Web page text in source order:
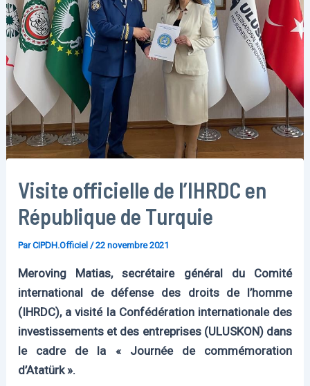
Visite officielle de l’IHRDC en
République de Turquie
ParCIPDH.Officiel /22 novembre 2021
Meroving Matias, secrétaire général du Comité
international de défense des droits de l’homme
(IHRDC), a visité la Confédération internationale des
investissements et des entreprises (ULUSKON) dans
le cadre de la « Journée de commémoration
d’Atatürk ».